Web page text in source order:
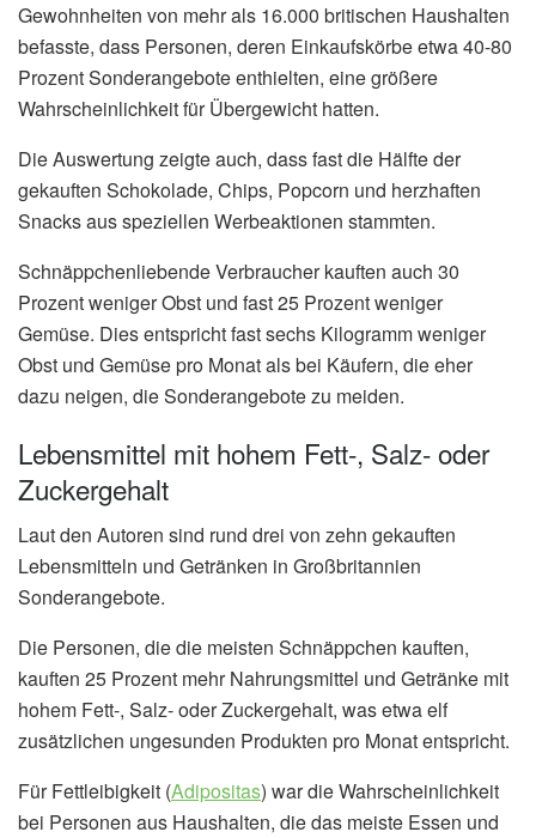
Gewohnheiten von mehr als 16.000 britischen Haushalten
befasste, dass Personen, deren Einkaufskörbe etwa 40-80
Prozent Sonderangebote enthielten, eine größere
Wahrscheinlichkeit für Übergewicht hatten.
Die Auswertung zeigte auch, dass fast die Hälfte der
gekauften Schokolade, Chips, Popcorn und herzhaften
Snacks aus speziellen Werbeaktionen stammten.
Schnäppchenliebende Verbraucher kauften auch 30
Prozent weniger Obst und fast 25 Prozent weniger
Gemüse. Dies entspricht fast sechs Kilogramm weniger
Obst und Gemüse pro Monat als bei Käufern, die eher
dazu neigen, die Sonderangebote zu meiden.
Lebensmittel mit hohem Fett-, Salz- oder
Zuckergehalt
Laut den Autoren sind rund drei von zehn gekauften
Lebensmitteln und Getränken in Großbritannien
Sonderangebote.
Die Personen, die die meisten Schnäppchen kauften,
kauften 25 Prozent mehr Nahrungsmittel und Getränke mit
hohem Fett-, Salz- oder Zuckergehalt, was etwa elf
zusätzlichen ungesunden Produkten pro Monat entspricht.
Für Fettleibigkeit (Adipositas) war die Wahrscheinlichkeit
bei Personen aus Haushalten, die das meiste Essen und